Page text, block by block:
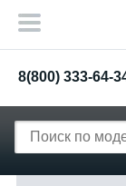
8(800) 333-64-